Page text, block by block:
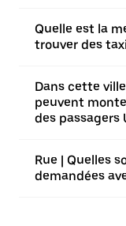
Quelle est la
trouver des
Dans cette
peuvent
des passagers
Rue | Quelles
demandées